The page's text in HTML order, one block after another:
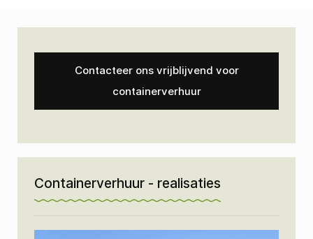
Contacteer ons vrijblijvend voor
containerverhuur
Containerverhuur - realisaties